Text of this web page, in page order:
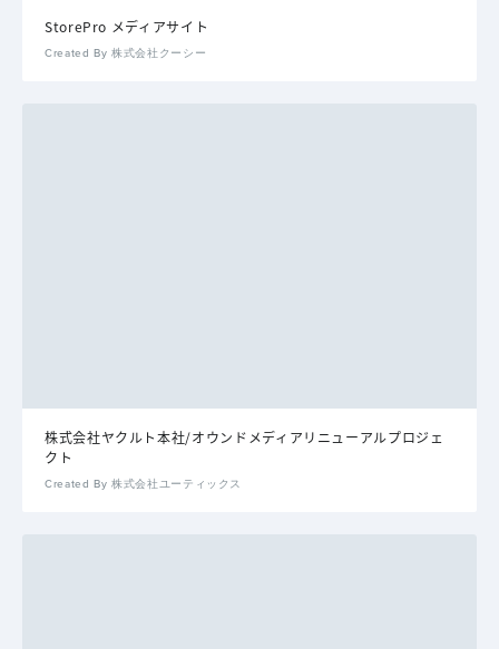
StorePro メディアサイト
Created By 株式会社クーシー
株式会社ヤクルト本社/オウンドメディアリニューアルプロジェ
クト
Created By 株式会社ユーティックス